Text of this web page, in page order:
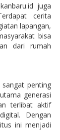
juga
cerita
lapangan,
bisa
dari rumah
sangat penting
generasi
terlibat aktif
Dengan
ini menjadi